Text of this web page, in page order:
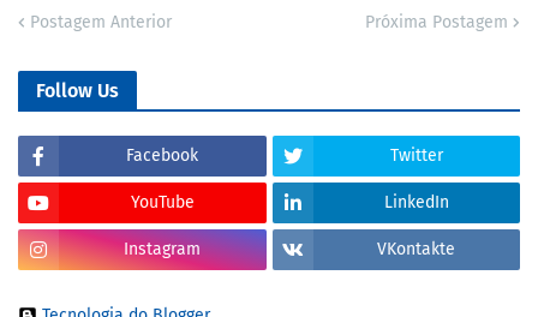
Postagem Anterior Próxima Postagem
Follow Us
Facebook Twitter
YouTube LinkedIn
Instagram VKontakte